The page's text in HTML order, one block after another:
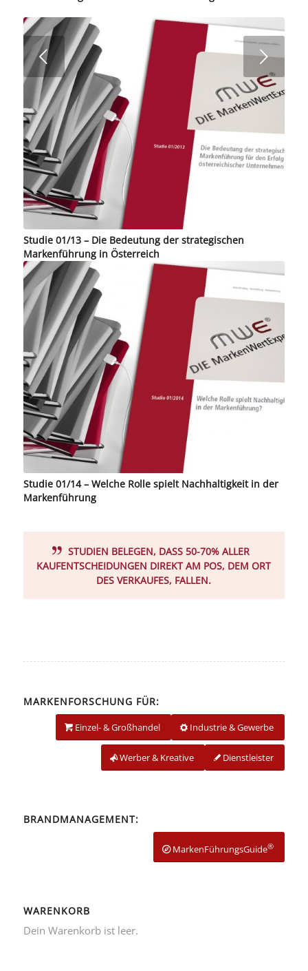
Studie 01/13 – Die Bedeutung der strategischen
Markenführung in Österreich
Studie 01/14 – Welche Rolle spielt Nachhaltigkeit in der
Markenführung
Weiter
STUDIEN BELEGEN, DASS 50-70% ALLER
KAUFENTSCHEIDUNGEN DIREKT AM POS, DEM ORT
DES VERKAUFES, FALLEN.
MARKENFORSCHUNG FÜR:
Industrie & Gewerbe
Einzel- & Großhandel
Dienstleister
Werber & Kreative
BRANDMANAGEMENT:
MarkenFührungsGuide®
WARENKORB
Dein Warenkorb ist leer.